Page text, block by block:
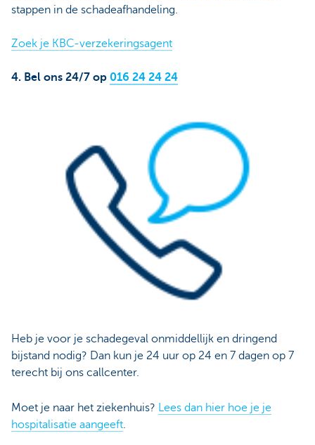
stappen in de schadeafhandeling.
Zoek je KBC-verzekeringsagent
4. Bel ons 24/7 op 016 24 24 24
Heb je voor je schadegeval onmiddellijk en dringend
bijstand nodig? Dan kun je 24 uur op 24 en 7 dagen op 7
terecht bij ons callcenter.
Moet je naar het ziekenhuis? Lees dan hier hoe je je
hospitalisatie aangeeft.